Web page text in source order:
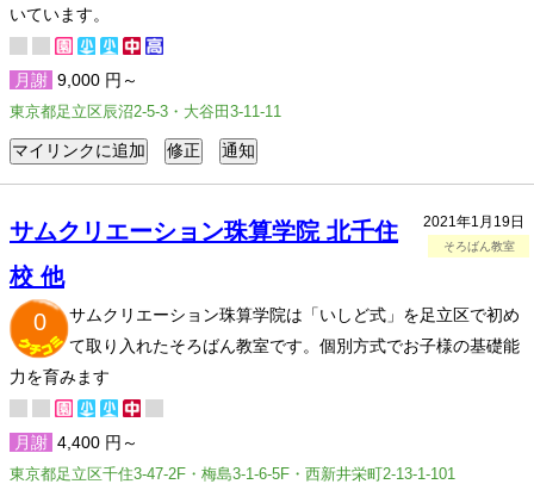
いています。
月謝 9,000 円～
東京都足立区辰沼2-5-3・大谷田3-11-11
2021年1月19日
そろばん教室
サムクリエーション珠算学院 北千住
校 他
0
サムクリエーション珠算学院は「いしど式」を足立区で初め
て取り入れたそろばん教室です。個別方式でお子様の基礎能
力を育みます
月謝 4,400 円～
東京都足立区千住3-47-2F・梅島3-1-6-5F・西新井栄町2-13-1-101